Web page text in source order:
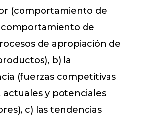
(comportamiento de
de
de apropiación de
b) la
(fuerzas competitivas
actuales y potenciales
c) las tendencias